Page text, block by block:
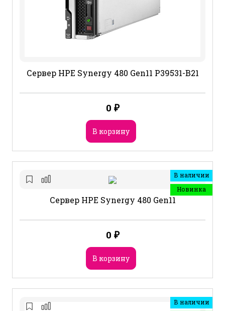
Сервер HPE Synergy 480 Gen11 P39531-B21
0 ₽
В корзину
В наличии
Новинка
Сервер HPE Synergy 480 Gen11
0 ₽
В корзину
В наличии